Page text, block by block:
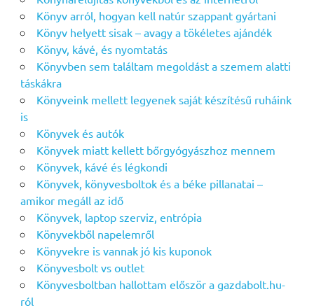
Könyv arról, hogyan kell natúr szappant gyártani
Könyv helyett sisak – avagy a tökéletes ajándék
Könyv, kávé, és nyomtatás
Könyvben sem találtam megoldást a szemem alatti
táskákra
Könyveink mellett legyenek saját készítésű ruháink
is
Könyvek és autók
Könyvek miatt kellett bőrgyógyászhoz mennem
Könyvek, kávé és légkondi
Könyvek, könyvesboltok és a béke pillanatai –
amikor megáll az idő
Könyvek, laptop szerviz, entrópia
Könyvekből napelemről
Könyvekre is vannak jó kis kuponok
Könyvesbolt vs outlet
Könyvesboltban hallottam először a gazdabolt.hu-
ról